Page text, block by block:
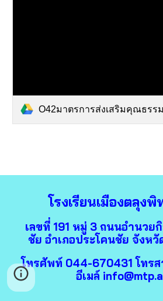
O42มาตรการส่งเสริมคุณธรรมและ
โรงเรียนเมืองตลุง
เลขที่ 191 หมู่ 3 ถนนอำนวย
ชัย อำเภอประโคนชัย จังหวั
โทรศัพท์ 044-670431 โทร
อีเมล์